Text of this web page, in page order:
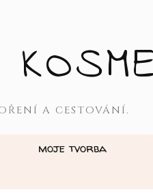
A CESTOVÁNÍ.
moje tvorba